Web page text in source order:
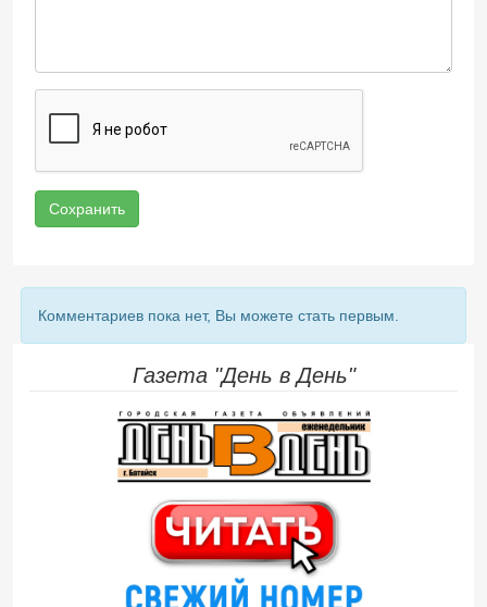
Сохранить
Комментариев пока нет, Вы можете стать первым.
Газета "День в День"